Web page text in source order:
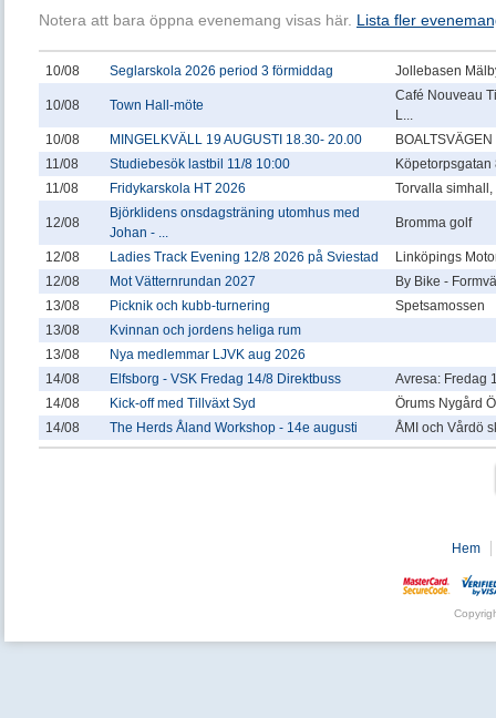
Notera att bara öppna evenemang visas här. Lista fler
10/08 Seglarskola 2026 period 3 förmiddag Jollebasen
10/08 Town Hall-möte
Café Nouveau
L...
10/08
MINGELKVÄLL 19 AUGUSTI 18.30- 20.00
11/08
Studiebesök lastbil 11/8 10:00
Köpetorpsgatan
11/08
Fridykarskola HT 2026 Torvalla
12/08
Björklidens onsdagsträning utomhus med
Johan - ...
Bromma golf
12/08 Ladies Track Evening 12/8 2026 på Sviestad
Linköpings
12/08
Mot Vätternrundan 2027
By Bike -
13/08
Picknik och kubb-turnering
Spetsamossen
13/08
Kvinnan och jordens heliga rum
13/08
Nya medlemmar LJVK aug 2026
14/08
Elfsborg - VSK Fredag 14/8 Direktbuss
Avresa: Fredag
14/08
Kick-off med Tillväxt Syd
Örums Nygård
14/08
The Herds Åland Workshop - 14e augusti ÅMI och Vårdö
Hem